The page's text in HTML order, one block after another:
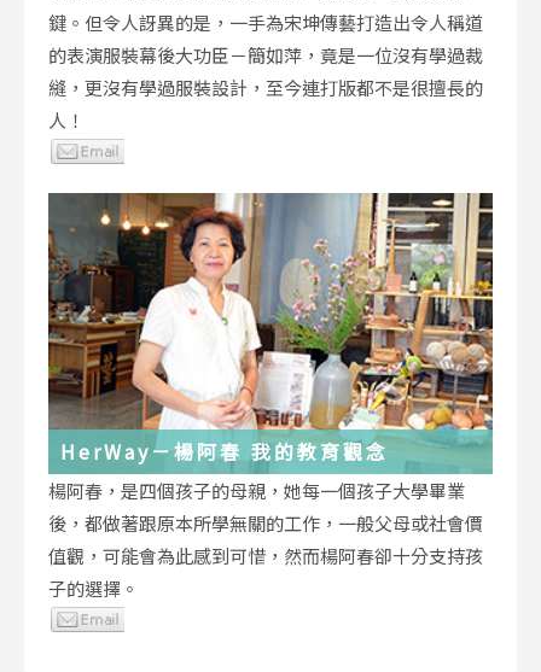
鍵。但令人訝異的是，一手為宋坤傳藝打造出令人稱道
的表演服裝幕後大功臣－簡如萍，竟是一位沒有學過裁
縫，更沒有學過服裝設計，至今連打版都不是很擅長的
人！
HerWay－楊阿春 我的教育觀念
楊阿春，是四個孩子的母親，她每一個孩子大學畢業
後，都做著跟原本所學無關的工作，一般父母或社會價
值觀，可能會為此感到可惜，然而楊阿春卻十分支持孩
子的選擇。